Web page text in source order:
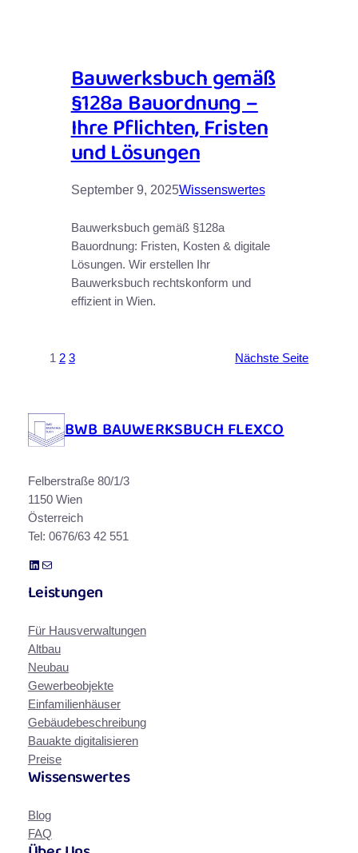
Bauwerksbuch gemäß
§128a Bauordnung –
Ihre Pflichten, Fristen
und Lösungen
September 9, 2025Wissenswertes
Bauwerksbuch gemäß §128a
Bauordnung: Fristen, Kosten & digitale
Lösungen. Wir erstellen Ihr
Bauwerksbuch rechtskonform und
effizient in Wien.
1 2 3 Nächste Seite
BWB BAUWERKSBUCH FLEXCO
Felberstraße 80/1/3
1150 Wien
Österreich
Tel: 0676/63 42 551
LinkedIn E-Mail
Leistungen
Für Hausverwaltungen
Altbau
Neubau
Gewerbeobjekte
Einfamilienhäuser
Gebäudebeschreibung
Bauakte digitalisieren
Preise
Wissenswertes
Blog
FAQ